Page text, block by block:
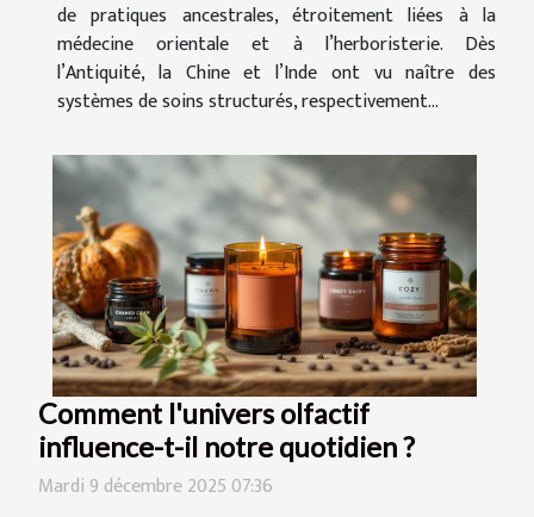
de pratiques ancestrales, étroitement liées à la
médecine orientale et à l’herboristerie. Dès
l’Antiquité, la Chine et l’Inde ont vu naître des
systèmes de soins structurés, respectivement...
Comment l'univers olfactif
influence-t-il notre quotidien ?
Mardi 9 décembre 2025 07:36